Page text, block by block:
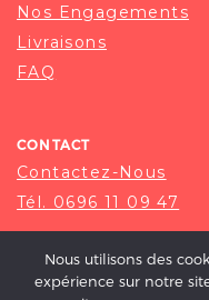
Nos Engagements
Livraisons
FAQ
CONTACT
Contactez-Nous
Tél. 0696 11 09 47
Nous utilisons des
expérience sur notre